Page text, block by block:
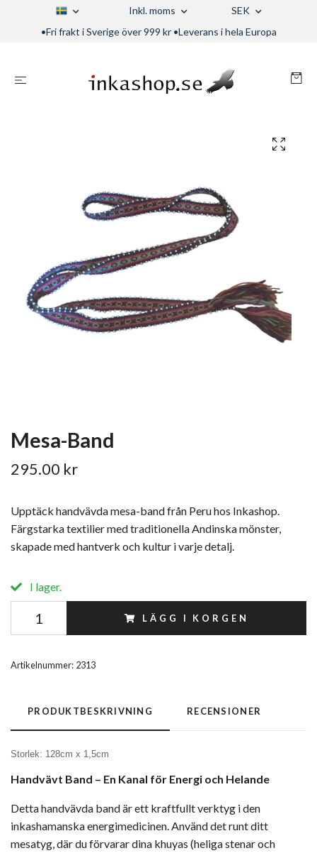
Inkl. moms
SEK
•Fri frakt i Sverige över 999 kr •Leverans i hela Europa
Mesa-Band
295.00 kr
Upptäck handvävda mesa-band från Peru hos Inkashop.
Färgstarka textilier med traditionella Andinska mönster,
skapade med hantverk och kultur i varje detalj.
I lager.
LÄGG I KORGEN
Artikelnummer: 2313
PRODUKTBESKRIVNING RECENSIONER
Storlek: 128cm x 1,5cm
Handvävt Band – En Kanal för Energi och Helande
Detta handvävda band är ett kraftfullt verktyg i den
inkashamanska energimedicinen. Använd det runt ditt
mesatyg, där du förvarar dina khuyas (heliga stenar och